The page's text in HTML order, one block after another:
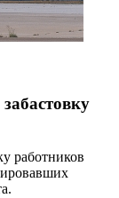
работников